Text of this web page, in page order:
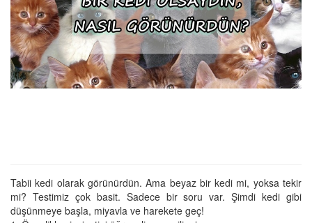
Tabii kedi olarak görünürdün. Ama beyaz bir kedi mi, yoksa tekir
mi? Testimiz çok basit. Sadece bir soru var. Şimdi kedi gibi
düşünmeye başla, miyavla ve harekete geç!